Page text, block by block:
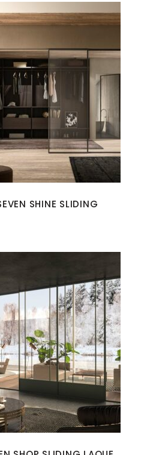
SHINE SLIDING